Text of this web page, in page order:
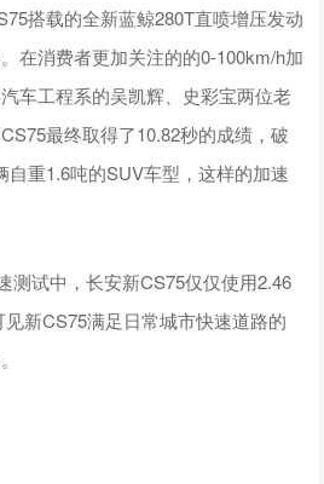
搭载的全新蓝鲸280T直喷增压发动
在消费者更加关注的的0-100km/h加
车工程系的吴凯辉、史彩宝两位老
最终取得了10.82秒的成绩，破
自重1.6吨的SUV车型，这样的加速
测试中，长安新CS75仅仅使用2.46
新CS75满足日常城市快速道路的